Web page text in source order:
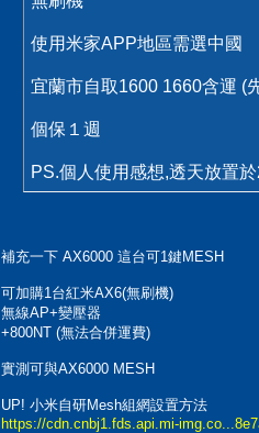
使用米家APP地區需選中國
宜蘭市自取1600 1660含運 (
個保１週
PS.個人使用感想,透天放置
補充一下 AX6000 這台可1鍵MESH
可加購1台紅米AX6(無刷機)
無線AP+變壓器
+800NT (無法合併運費)
實測可與AX6000 MESH
UP! 小米自研Mesh組網設置方法
https://cdn.cnbj1.fds.api.mi-